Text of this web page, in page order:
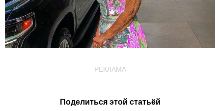
РЕКЛАМА
Поделиться этой статьёй